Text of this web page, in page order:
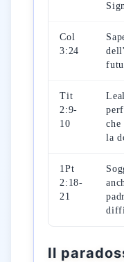
Col
3:24
Tit
2:9-
10
che
la
1Pt
2:18-
21
Il